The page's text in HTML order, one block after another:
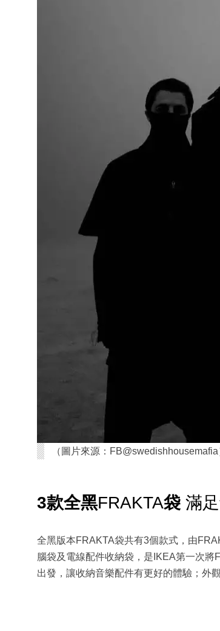
（圖片來源：FB@swedishhousemafia
3款全黑FRAKTA袋 滿
全黑版本FRAKTA袋共有3個款式，由
腦袋及電線配件收納袋，是IKEA第一次
出發，讓收納音樂配件有更好的體驗；外